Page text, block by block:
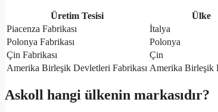
Üretim Tesisi
Ülke
Piacenza Fabrikası
İtalya
Polonya Fabrikası
Polonya
Çin Fabrikası
Çin
Amerika Birleşik Devletleri Fabrikası Amerika Birleşik
Askoll hangi ülkenin markasıdır?